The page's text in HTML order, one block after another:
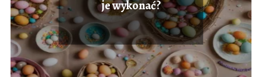
je wykonać?